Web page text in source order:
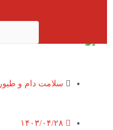
سلامت دام و طیور
۱۴۰۳/۰۴/۲۸